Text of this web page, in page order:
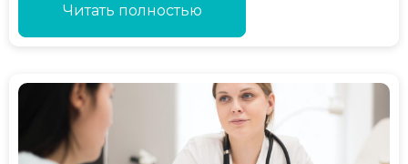
Читать полностью